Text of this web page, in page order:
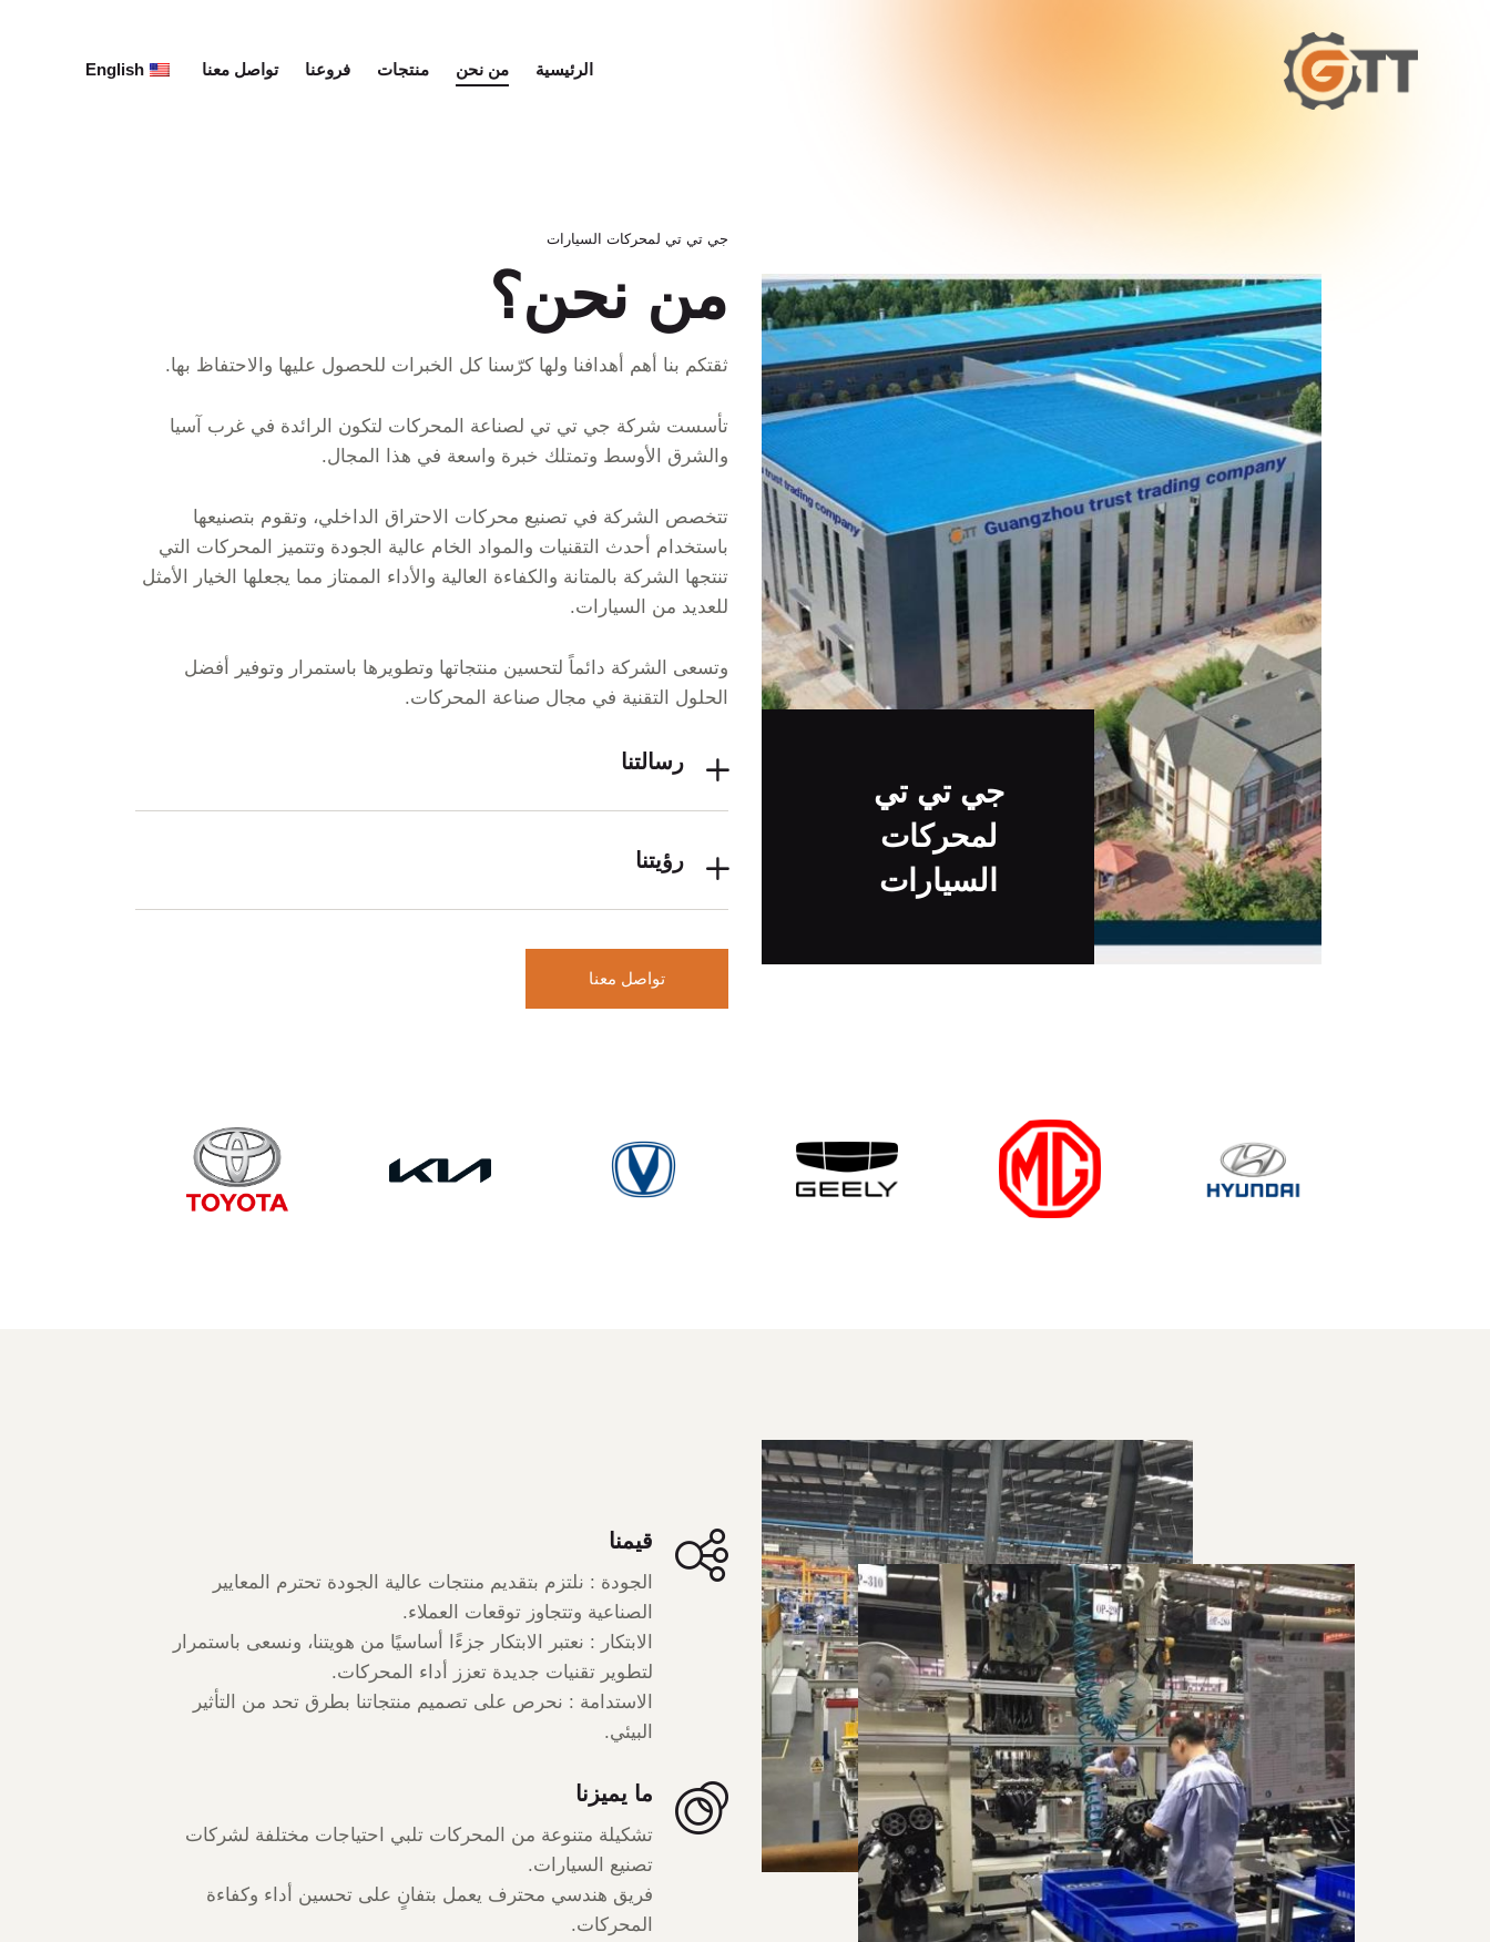
الرئيسية من نحن منتجات فروعنا تواصل معنا English
جي تي تي
لمحركات
السيارات
جي تي تي لمحركات السيارات
من نحن؟
ثقتكم بنا أھم أھدافنا ولھا كرّسنا كل الخبرات للحصول علیھا والاحتفاظ بھا.
تأسست شركة جي تي تي لصناعة المحركات لتكون الرائدة في غرب آسيا
والشرق الأوسط وتمتلك خبرة واسعة في هذا المجال.
تتخصص الشركة في تصنيع محركات الاحتراق الداخلي، وتقوم بتصنيعها
باستخدام أحدث التقنيات والمواد الخام عالية الجودة وتتميز المحركات التي
تنتجها الشركة بالمتانة والكفاءة العالية والأداء الممتاز مما يجعلها الخيار الأمثل
للعديد من السيارات.
وتسعى الشركة دائماً لتحسين منتجاتها وتطويرها باستمرار وتوفير أفضل
الحلول التقنية في مجال صناعة المحركات.
رسالتنا
رؤيتنا
تواصل معنا
قيمنا
الجودة : نلتزم بتقديم منتجات عالية الجودة تحترم المعايير
الصناعية وتتجاوز توقعات العملاء.
الابتكار : نعتبر الابتكار جزءًا أساسيًا من هويتنا، ونسعى باستمرار
لتطوير تقنيات جديدة تعزز أداء المحركات.
الاستدامة : نحرص على تصميم منتجاتنا بطرق تحد من التأثير
البيئي.
ما يميزنا
تشكيلة متنوعة من المحركات تلبي احتياجات مختلفة لشركات
تصنيع السيارات.
فريق هندسي محترف يعمل بتفانٍ على تحسين أداء وكفاءة
المحركات.